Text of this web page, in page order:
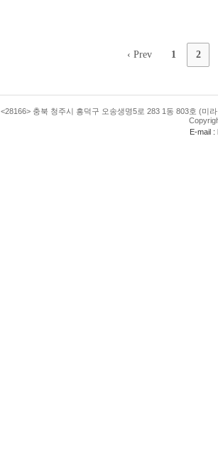
‹ Prev 1 2
<28166> 충북 청주시 흥덕구 오송생명5로 283 1동 803호 (미
E-mail :